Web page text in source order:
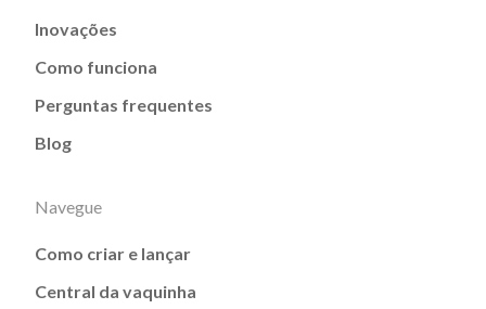
Inovações
Como funciona
Perguntas frequentes
Blog
Navegue
Como criar e lançar
Central da vaquinha